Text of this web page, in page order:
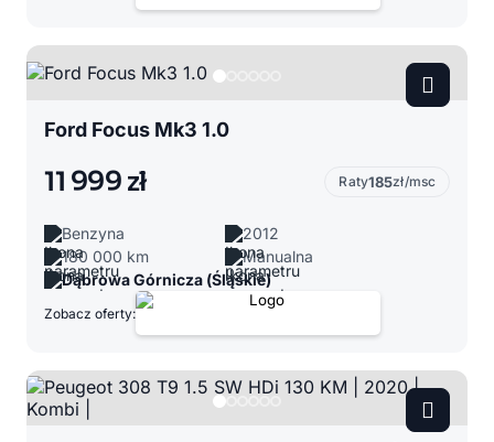
Ford Focus Mk3 1.0
11 999 zł Raty185zł/msc
Benzyna
2012
180 000 km
Manualna
Dąbrowa Górnicza (Śląskie)
Zobacz oferty: